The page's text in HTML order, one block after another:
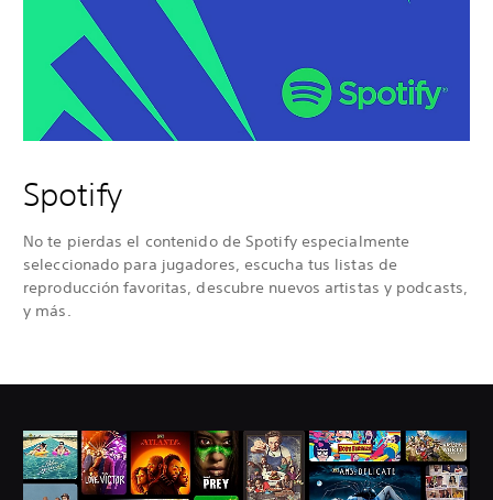
Spotify
No te pierdas el contenido de Spotify especialmente
seleccionado para jugadores, escucha tus listas de
reproducción favoritas, descubre nuevos artistas y podcasts,
y más.